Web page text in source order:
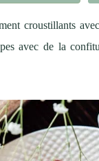
croustillants
avec de la